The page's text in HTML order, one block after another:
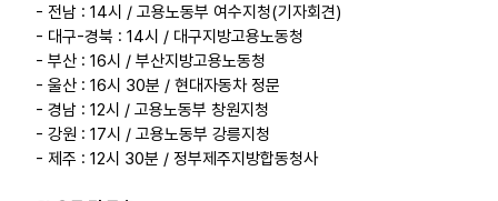
- 전남 : 14시 / 고용노동부 여수지청(기자회견)
- 대구-경북 : 14시 / 대구지방고용노동청
- 부산 : 16시 / 부산지방고용노동청
- 울산 : 16시 30분 / 현대자동차 정문
- 경남 : 12시 / 고용노동부 창원지청
- 강원 : 17시 / 고용노동부 강릉지청
- 제주 : 12시 30분 / 정부제주지방합동청사